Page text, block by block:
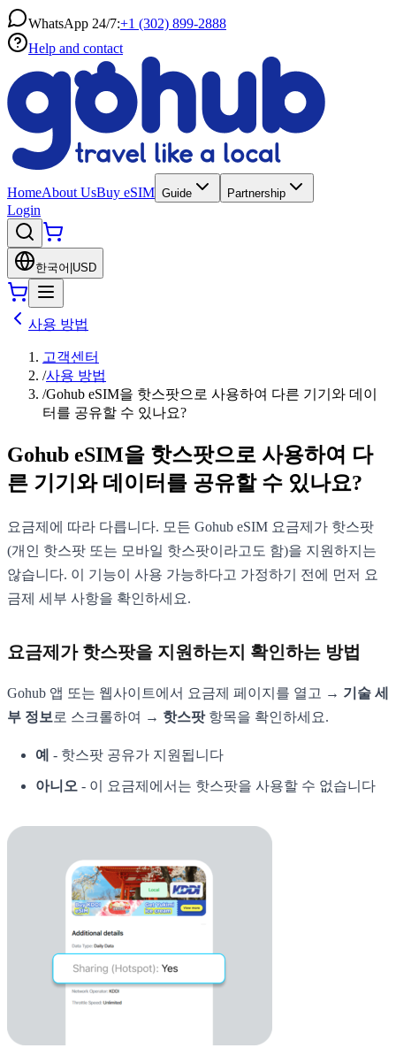
WhatsApp 24/7:+1 (302) 899-2888
Help and contact
HomeAbout UsBuy eSIM Guide Partnership
Login
한국어 USD
사용 방법
고객센터
/사용 방법
/Gohub eSIM을 핫스팟으로 사용하여 다른 기기와 데이
터를 공유할 수 있나요?
Gohub eSIM을 핫스팟으로 사용하여 다
른 기기와 데이터를 공유할 수 있나요?
요금제에 따라 다릅니다. 모든 Gohub eSIM 요금제가 핫스팟
(개인 핫스팟 또는 모바일 핫스팟이라고도 함)을 지원하지는
않습니다. 이 기능이 사용 가능하다고 가정하기 전에 먼저 요
금제 세부 사항을 확인하세요.
요금제가 핫스팟을 지원하는지 확인하는 방법
Gohub 앱 또는 웹사이트에서 요금제 페이지를 열고 → 기술 세
부 정보 로 스크롤하여 → 핫스팟항목을 확인하세요.
예 - 핫스팟 공유가 지원됩니다
아니오 - 이 요금제에서는 핫스팟을 사용할 수 없습니다